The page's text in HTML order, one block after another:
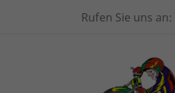
Rufen Sie uns an: